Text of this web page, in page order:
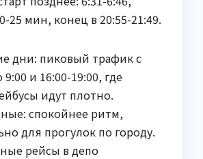
25 мин, конец в 20:55-21:49.
дни: пиковый трафик с
9:00 и 16:00-19:00, где
идут плотно.
спокойнее ритм,
для прогулок по городу.
рейсы в депо